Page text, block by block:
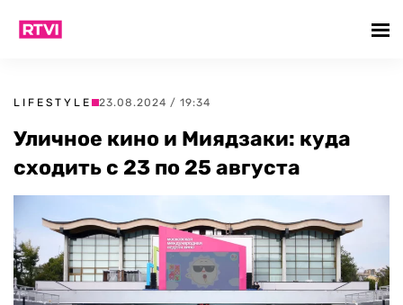
LIFESTYLE 23.08.2024 / 19:34
Уличное кино и Миядзаки: куда
сходить с 23 по 25 августа